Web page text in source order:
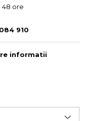
48 ore
910
informatii